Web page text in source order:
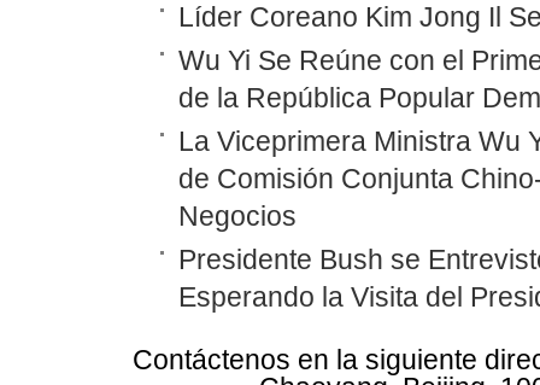
Líder Coreano Kim Jong Il
Wu Yi Se Reúne con el
de la República Popular
La Viceprimera Ministra Wu
de Comisión Conjunta
Negocios
Presidente Bush se
Esperando la Visita del
Contáctenos en la siguiente